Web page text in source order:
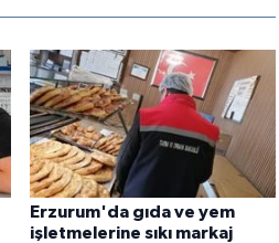
Erzurum'da gıda ve yem
işletmelerine sıkı markaj